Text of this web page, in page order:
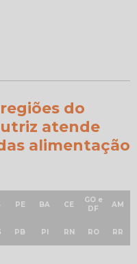
do
atende
alimentação
PE BA CE
GO e
DF
AM
PB PI RN RO RR